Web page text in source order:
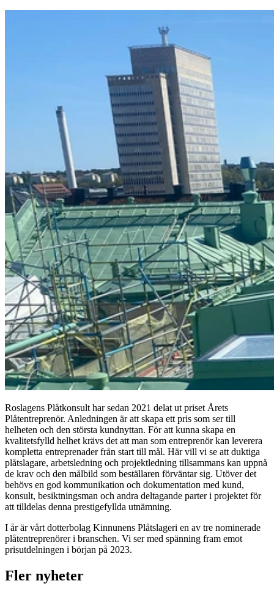
Roslagens Plåtkonsult har sedan 2021 delat ut priset Årets
Plåtentreprenör. Anledningen är att skapa ett pris som ser till
helheten och den största kundnyttan. För att kunna skapa en
kvalitetsfylld helhet krävs det att man som entreprenör kan leverera
kompletta entreprenader från start till mål. Här vill vi se att duktiga
plåtslagare, arbetsledning och projektledning tillsammans kan uppnå
de krav och den målbild som beställaren förväntar sig. Utöver det
behövs en god kommunikation och dokumentation med kund,
konsult, besiktningsman och andra deltagande parter i projektet för
att tilldelas denna prestigefyllda utnämning.
I år är vårt dotterbolag Kinnunens Plåtslageri en av tre nominerade
plåtentreprenörer i branschen. Vi ser med spänning fram emot
prisutdelningen i början på 2023.
Fler nyheter